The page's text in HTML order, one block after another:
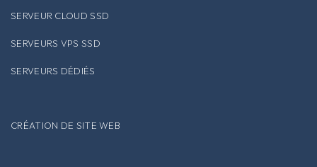
SERVEUR CLOUD SSD
SERVEURS VPS SSD
SERVEURS DÉDIÉS
CRÉATION DE SITE WEB